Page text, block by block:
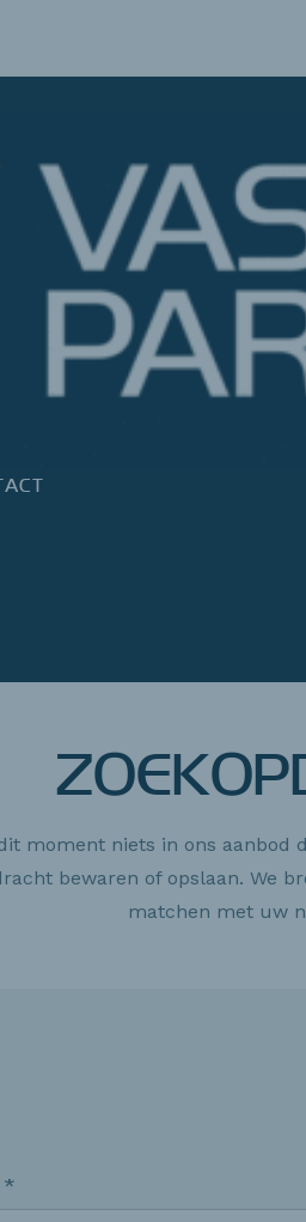
moment niets in ons aanbod
bewaren of opslaan. We
matchen met uw
*